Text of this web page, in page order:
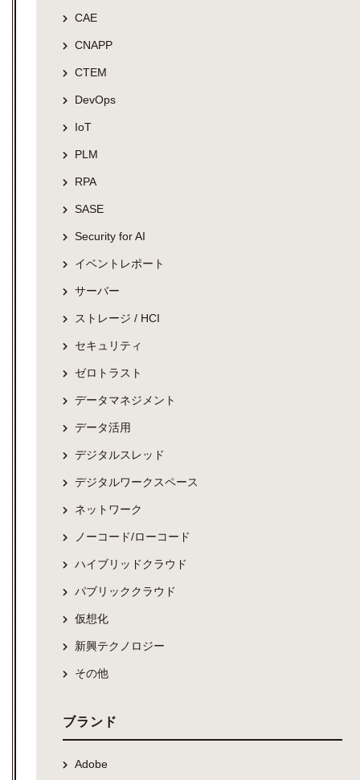
CAE
CNAPP
CTEM
DevOps
IoT
PLM
RPA
SASE
Security for AI
イベントレポート
サーバー
ストレージ / HCI
セキュリティ
ゼロトラスト
データマネジメント
データ活用
デジタルスレッド
デジタルワークスペース
ネットワーク
ノーコード/ローコード
ハイブリッドクラウド
パブリッククラウド
仮想化
新興テクノロジー
その他
ブランド
Adobe